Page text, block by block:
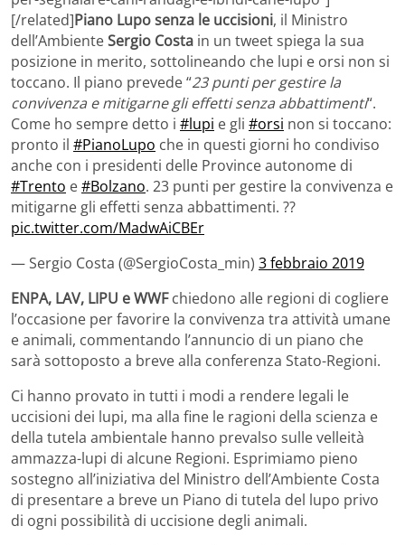
[/related]Piano Lupo senza le uccisioni, il Ministro
dell’AmbienteSergio Costa in un tweet spiega la sua
posizione in merito, sottolineando che lupi e orsi non si
toccano. Il piano prevede “23 punti per gestire la
convivenza e mitigarne gli effetti senza abbattimenti“.
Come ho sempre detto i #lupi e gli #orsi non si toccano:
pronto il #PianoLupo che in questi giorni ho condiviso
anche con i presidenti delle Province autonome di
#Trento e#Bolzano. 23 punti per gestire la convivenza e
mitigarne gli effetti senza abbattimenti. ??
pic.twitter.com/MadwAiCBEr
— Sergio Costa (@SergioCosta_min) 3 febbraio 2019
ENPA, LAV, LIPU e WWFchiedono alle regioni di cogliere
l’occasione per favorire la convivenza tra attività umane
e animali, commentando l’annuncio di un piano che
sarà sottoposto a breve alla conferenza Stato-Regioni.
Ci hanno provato in tutti i modi a rendere legali le
uccisioni dei lupi, ma alla fine le ragioni della scienza e
della tutela ambientale hanno prevalso sulle velleità
ammazza-lupi di alcune Regioni. Esprimiamo pieno
sostegno all’iniziativa del Ministro dell’Ambiente Costa
di presentare a breve un Piano di tutela del lupo privo
di ogni possibilità di uccisione degli animali.